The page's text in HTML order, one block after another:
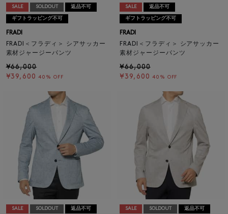
SALE SOLDOUT 返品不可
ギフトラッピング不可
FRADI
FRADI＜フラディ＞ シアサッカー
素材ジャージーパンツ
¥66,000
¥39,600 40% OFF
SALE 返品不可
ギフトラッピング不可
FRADI
FRADI＜フラディ＞ シアサッカー
素材ジャージーパンツ
¥66,000
¥39,600 40% OFF
SALE SOLDOUT 返品不可 SALE SOLDOUT 返品不可